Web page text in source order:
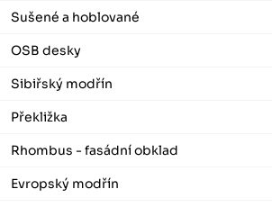
Sušené a hoblované
OSB desky
Sibiřský modřín
Překližka
Rhombus - fasádní obklad
Evropský modřín